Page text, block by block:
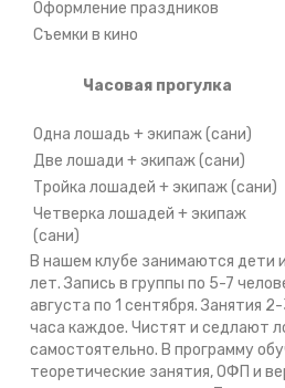
Оформление праздников
Съемки в кино
Часовая прогулка
Одна лошадь + экипаж (сани)
Две лошади + экипаж (сани)
Тройка лошадей + экипаж (сани)
Четверка лошадей + экипаж
(сани)
В нашем клубе занимаются дети
лет. Запись в группы по 5-7
августа по 1 сентября. Занятия
часа каждое. Чистят и седлают
самостоятельно. В программу
теоретические занятия, ОФП и